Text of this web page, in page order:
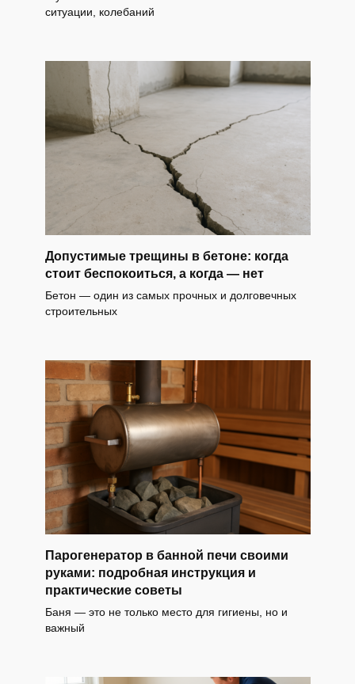
ситуации, колебаний
Допустимые трещины в бетоне: когда
стоит беспокоиться, а когда — нет
Бетон — один из самых прочных и долговечных
строительных
Парогенератор в банной печи своими
руками: подробная инструкция и
практические советы
Баня — это не только место для гигиены, но и
важный